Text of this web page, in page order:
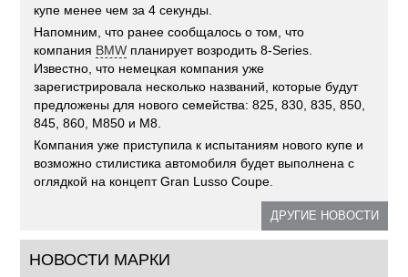
купе менее чем за 4 секунды.
Напомним, что ранее сообщалось о том, что
компания BMW планирует возродить 8-Series.
Известно, что немецкая компания уже
зарегистрировала несколько названий, которые будут
предложены для нового семейства: 825, 830, 835, 850,
845, 860, M850 и M8.
Компания уже приступила к испытаниям нового купе и
возможно стилистика автомобиля будет выполнена с
оглядкой на концепт Gran Lusso Coupe.
ДРУГИЕ НОВОСТИ
НОВОСТИ МАРКИ